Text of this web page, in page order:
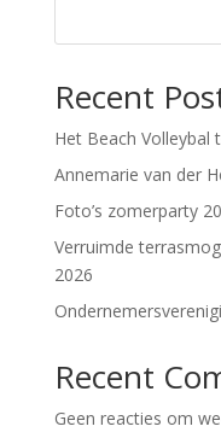
Recent
Het Beach Volleybal
Annemarie van der
Foto’s zomerparty
Verruimde
2026
Recent
Geen reacties om